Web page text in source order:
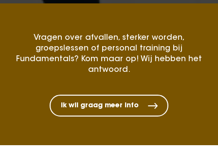
Vragen over afvallen, sterker worden,
groepslessen of personal training bij
Fundamentals? Kom maar op! Wij hebben het
antwoord.
Ik wil graag meer info